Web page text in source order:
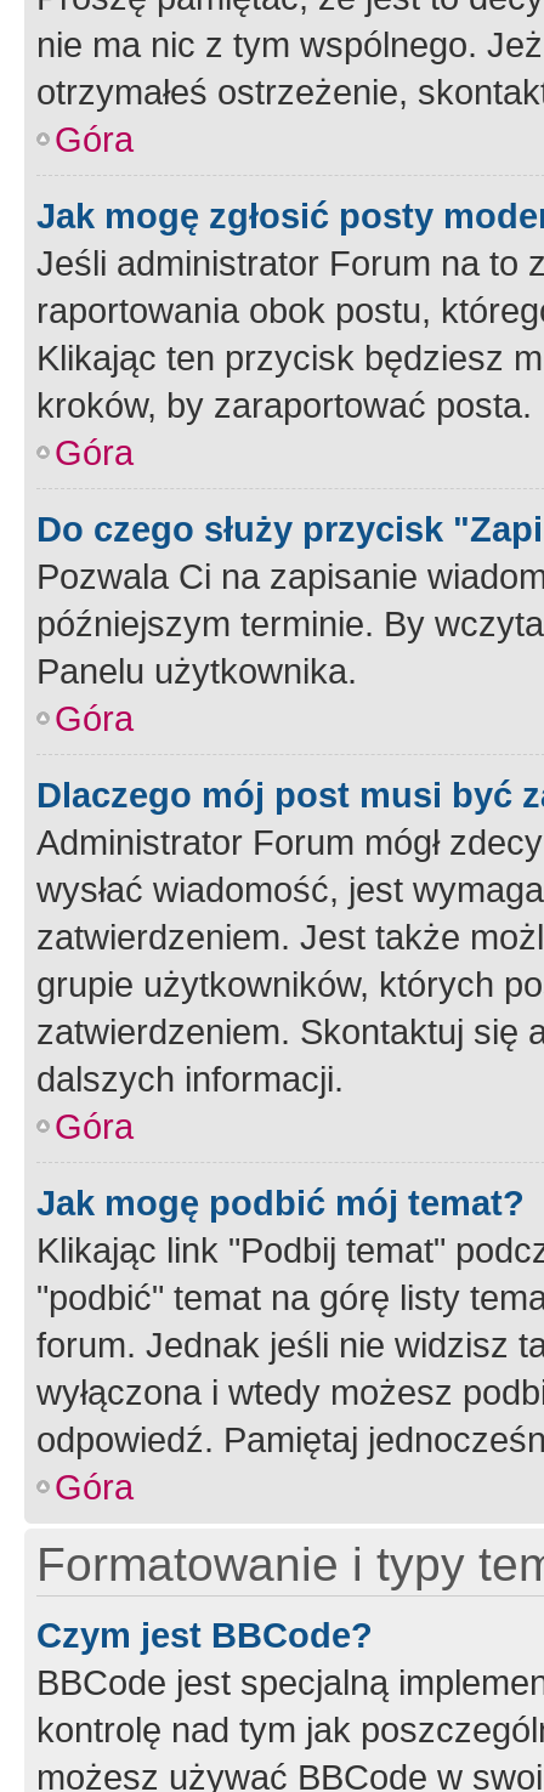
nie ma nic z tym wspólnego.
otrzymałeś ostrzeżenie,
Góra
Jak mogę zgłosić posty
Jeśli administrator Forum na to
raportowania obok postu,
Klikając ten przycisk będziesz
kroków, by zaraportować posta.
Góra
Do czego służy przycisk
Pozwala Ci na zapisanie
późniejszym terminie. By
Panelu użytkownika.
Góra
Dlaczego mój post musi być
Administrator Forum mógł
wysłać wiadomość, jest
zatwierdzeniem. Jest także
grupie użytkowników, których
zatwierdzeniem. Skontaktuj się
dalszych informacji.
Góra
Jak mogę podbić mój temat?
Klikając link "Podbij temat"
"podbić" temat na górę listy
forum. Jednak jeśli nie widzisz
wyłączona i wtedy możesz
odpowiedź. Pamiętaj
Góra
Formatowanie i typy
Czym jest BBCode?
BBCode jest specjalną
kontrolę nad tym jak
możesz używać BBCode w